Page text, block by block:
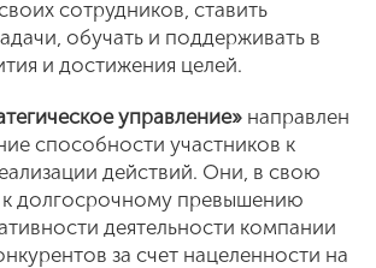
сотрудников, ставить
обучать и поддерживать в
и достижения целей.
управление» направлен
способности участников к
действий. Они, в свою
к долгосрочному превышению
деятельности компании
за счет нацеленности на